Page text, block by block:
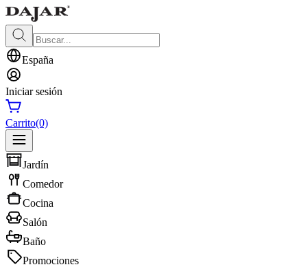
España
Iniciar sesión
Carrito(0)
Jardín
Comedor
Cocina
Salón
Baño
Promociones